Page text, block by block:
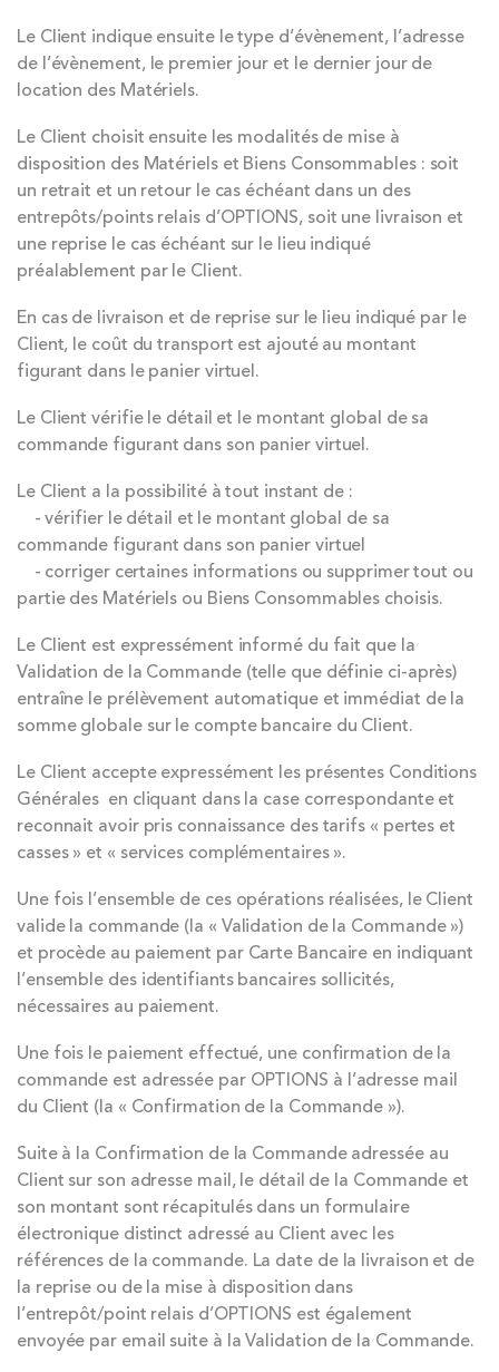
Le Client indique ensuite le type d’évènement, l’adresse
de l’évènement, le premier jour et le dernier jour de
location des Matériels.
Le Client choisit ensuite les modalités de mise à
disposition des Matériels et Biens Consommables : soit
un retrait et un retour le cas échéant dans un des
entrepôts/points relais d’OPTIONS, soit une livraison et
une reprise le cas échéant sur le lieu indiqué
préalablement par le Client.
En cas de livraison et de reprise sur le lieu indiqué par le
Client, le coût du transport est ajouté au montant
figurant dans le panier virtuel.
Le Client vérifie le détail et le montant global de sa
commande figurant dans son panier virtuel.
Le Client a la possibilité à tout instant de :
- vérifier le détail et le montant global de sa
commande figurant dans son panier virtuel
- corriger certaines informations ou supprimer tout ou
partie des Matériels ou Biens Consommables choisis.
Le Client est expressément informé du fait que la
Validation de la Commande (telle que définie ci-après)
entraîne le prélèvement automatique et immédiat de la
somme globale sur le compte bancaire du Client.
Le Client accepte expressément les présentes Conditions
Générales en cliquant dans la case correspondante et
reconnait avoir pris connaissance des tarifs « pertes et
casses » et « services complémentaires ».
Une fois l’ensemble de ces opérations réalisées, le Client
valide la commande (la « Validation de la Commande »)
et procède au paiement par Carte Bancaire en indiquant
l’ensemble des identifiants bancaires sollicités,
nécessaires au paiement.
Une fois le paiement effectué, une confirmation de la
commande est adressée par OPTIONS à l’adresse mail
du Client (la « Confirmation de la Commande »).
Suite à la Confirmation de la Commande adressée au
Client sur son adresse mail, le détail de la Commande et
son montant sont récapitulés dans un formulaire
électronique distinct adressé au Client avec les
références de la commande. La date de la livraison et de
la reprise ou de la mise à disposition dans
l’entrepôt/point relais d’OPTIONS est également
envoyée par email suite à la Validation de la Commande.